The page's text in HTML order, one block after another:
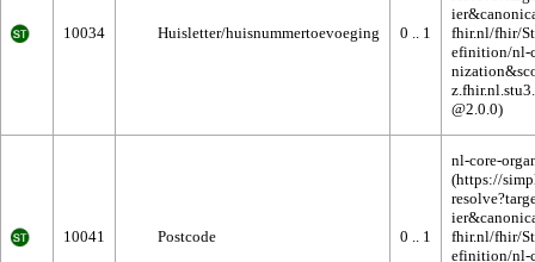
10034 Huisletter/huisnummertoevoeging 0 .. 1
10041 Postcode 0 .. 1
nl-core-